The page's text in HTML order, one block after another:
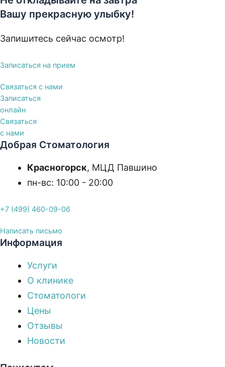
Вашу прекрасную улыбку!
Запишитесь сейчас осмотр!
Записаться на прием
Связаться с нами
Записаться
онлайн
Связаться
с нами
Добрая Стоматология
Красногорск, МЦД Павшино
пн-вс: 10:00 - 20:00
+7 (499) 460-09-06
Написать письмо
Информация
Услуги
О клинике
Стоматологи
Цены
Отзывы
Новости